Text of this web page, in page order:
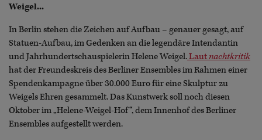
Weigel...
In Berlin stehen die Zeichen auf Aufbau – genauer gesagt, auf
Statuen-Aufbau, im Gedenken an die legendäre Intendantin
und Jahrhundertschauspielerin Helene Weigel.Lautnachtkritik
hat der Freundeskreis des Berliner Ensembles im Rahmen einer
Spendenkampagne über 30.000 Euro für eine Skulptur zu
Weigels Ehren gesammelt. Das Kunstwerk soll noch diesen
Oktober im „Helene-Weigel-Hof“, dem Innenhof des Berliner
Ensembles aufgestellt werden.